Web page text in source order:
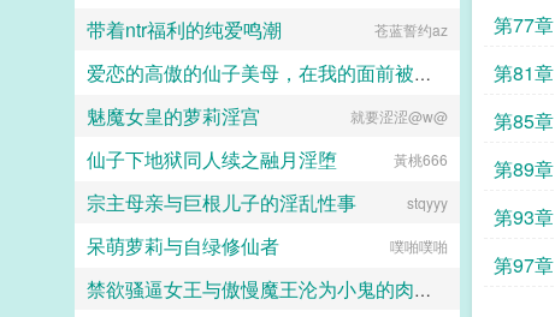
第89章 玄黄大世界第一仙二
代
第93
皇
第97
墨子U003
带着ntr福利的纯爱鸣潮 苍蓝誓约az
爱恋的高傲的仙子美母，在我的面前被宗门的敌手恶堕成满脑子肉棒的变态母猪，被穿上触手服被狠狠抽插
橘子爱吃橙子
魅魔女皇的萝莉淫宫 就要涩涩@w@
仙子下地狱同人续之融月淫堕 黃桃666
宗主母亲与巨根儿子的淫乱性事 stqyyy
呆萌萝莉与自绿修仙者 噗啪噗啪
禁欲骚逼女王与傲慢魔王沦为小鬼的肉便器